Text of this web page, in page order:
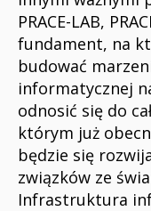
PRACE-LAB,
fundament, na
budować
informatycznej
odnosić się do
którym już
będzie się
związków ze
Infrastruktura